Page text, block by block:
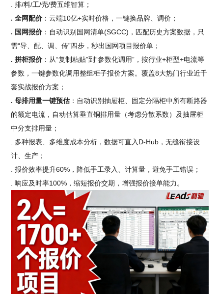
. 排/料/工/壳/费五维智算；
. 全网配价 ：云端10亿+实时价格，一键换品牌、调价；
. 国网报价 ：自动识别国网清单(SGCC)，匹配历史方案数据，只
需“导、配、调、传”四步，秒出国网项目报价单；
. 拼柜报价 ：从“复制粘贴”到“参数化调用”，按行业+柜型+电流等
参数，一键参数化调用整组柜子报价方案。覆盖8大热门行业近千
套实战报价方案；
. 母排用量一键预估 ：自动识别抽屉柜、固定分隔柜中所有断路器
的额定电流，自动估算垂直铜排用量（考虑分散系数）及抽屉柜
中分支排用量；
. 多种报表、多维度成本分析，数据可直入D-Hub，无缝衔接设
计、生产；
. 报价效率提升60%，降低手工录入、计算量，避免手工错误；
. 响应及时率100%，缩短报价交期，增强报价接单能力。